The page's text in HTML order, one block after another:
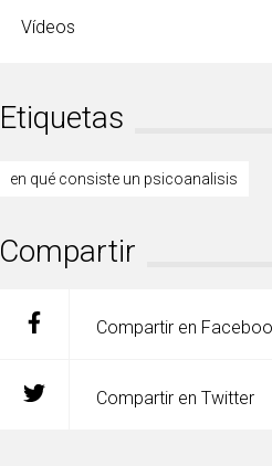
Vídeos
Etiquetas
en qué consiste un psicoanalisis
Compartir
Compartir en
Compartir en Twitter